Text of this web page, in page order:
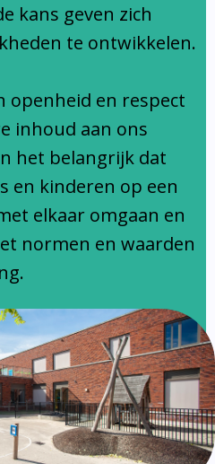
kans geven zich
te ontwikkelen.
openheid en respect
inhoud aan ons
het belangrijk dat
en kinderen op een
elkaar omgaan en
normen en waarden